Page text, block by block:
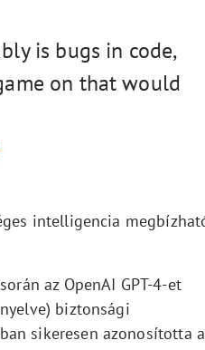
is bugs in code,
on that would
intelligencia
az OpenAI GPT-4-et
biztonsági
sikeresen azonosította a